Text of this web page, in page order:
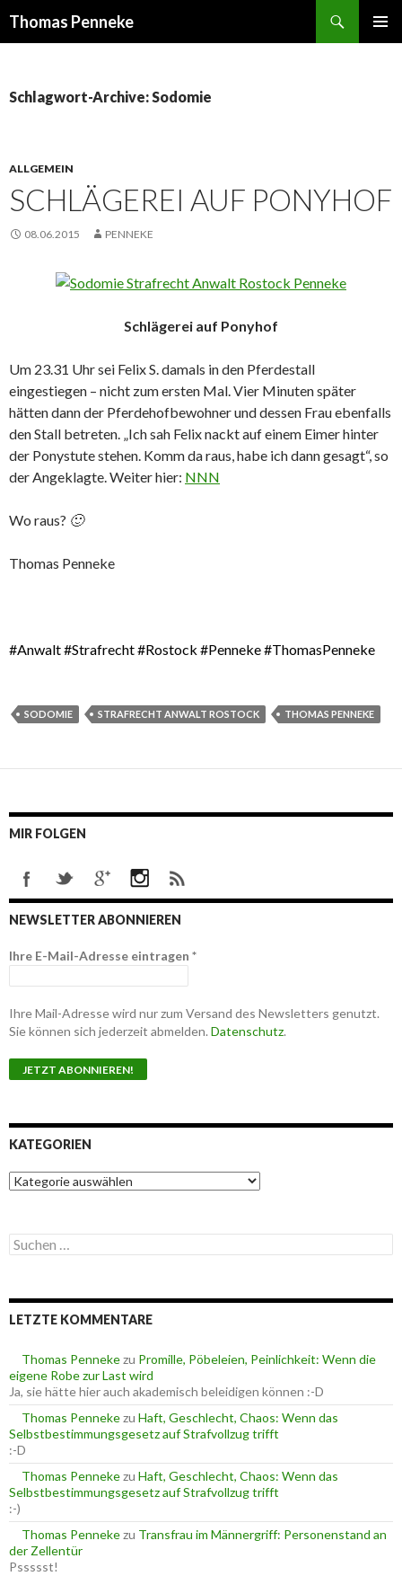
Thomas Penneke
Schlagwort-Archive: Sodomie
ALLGEMEIN
SCHLÄGEREI AUF PONYHOF
08.06.2015 PENNEKE
Schlägerei auf Ponyhof
Um 23.31 Uhr sei Felix S. damals in den Pferdestall
eingestiegen – nicht zum ersten Mal. Vier Minuten später
hätten dann der Pferdehofbewohner und dessen Frau ebenfalls
den Stall betreten. „Ich sah Felix nackt auf einem Eimer hinter
der Ponystute stehen. Komm da raus, habe ich dann gesagt“, so
der Angeklagte. Weiter hier: NNN
Wo raus? 🙂
Thomas Penneke
#Anwalt #Strafrecht #Rostock #Penneke #ThomasPenneke
SODOMIE STRAFRECHT ANWALT ROSTOCK THOMAS PENNEKE
MIR FOLGEN
NEWSLETTER ABONNIEREN
Ihre E-Mail-Adresse eintragen *
Ihre Mail-Adresse wird nur zum Versand des Newsletters genutzt.
Sie können sich jederzeit abmelden. Datenschutz.
KATEGORIEN
K
a
g
o
n
S
u
e
n
c
h
:
LETZTE KOMMENTARE
Thomas Pennekezu Promille, Pöbeleien, Peinlichkeit: Wenn die
eigene Robe zur Last wird
Ja, sie hätte hier auch akademisch beleidigen können :-D
Thomas Pennekezu Haft, Geschlecht, Chaos: Wenn das
Selbstbestimmungsgesetz auf Strafvollzug trifft
:-D
Thomas Pennekezu Haft, Geschlecht, Chaos: Wenn das
Selbstbestimmungsgesetz auf Strafvollzug trifft
:-)
Thomas Pennekezu Transfrau im Männergriff: Personenstand an
der Zellentür
Pssssst!